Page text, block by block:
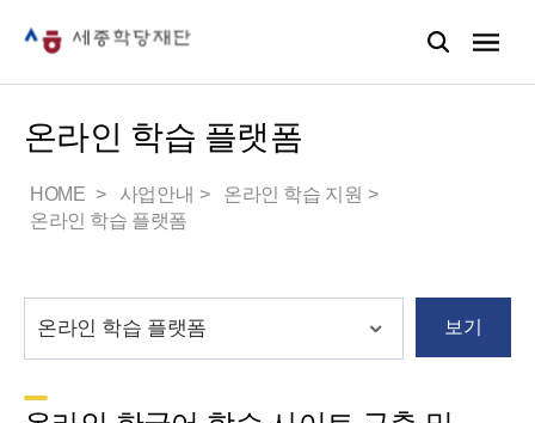
온라인 학습 플랫폼
HOME 사업안내
온라인 학습 지원
온라인 학습 플랫폼
보기